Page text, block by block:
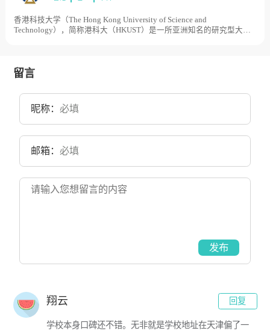
香港科技大学（The Hong Kong University of Science and
Technology），简称港科大（HKUST）是一所亚洲知名的研究型大
学霍英东研究院成立。2019年9月，香港科技大学（广州）获批筹建。
目前学校总体占地面积900亩。
留言
昵称：
邮箱：
发布
翔云 回复
学校本身口碑还不错。无非就是学校地址在天津偏了一